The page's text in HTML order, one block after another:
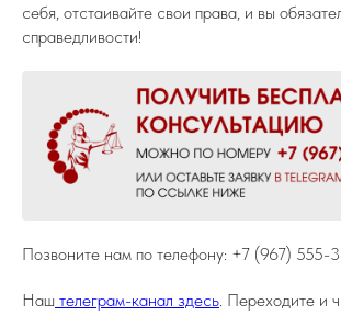
себя, отстаивайте свои права, и вы
справедливости!
Позвоните нам по телефону: +7 (967) 555-
Наш телеграм-канал здесь . Переходите и